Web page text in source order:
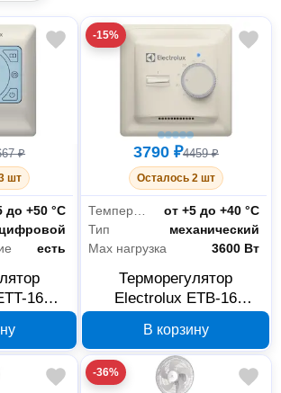
₽
шт
до +50 °С
цифровой
есть
16
-15%
3790 ₽4459 ₽
Осталось 2 шт
Температурный диапазон для пола
от +5 до +40 °С
Тип
механический
Max нагрузка
3600 Вт
Терморегулятор
Electrolux ETB-16
В корзину
-36%